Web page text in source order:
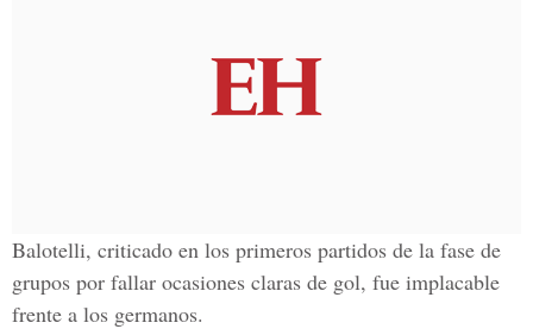
Balotelli, criticado en los primeros partidos de la fase de
grupos por fallar ocasiones claras de gol, fue implacable
frente a los germanos.